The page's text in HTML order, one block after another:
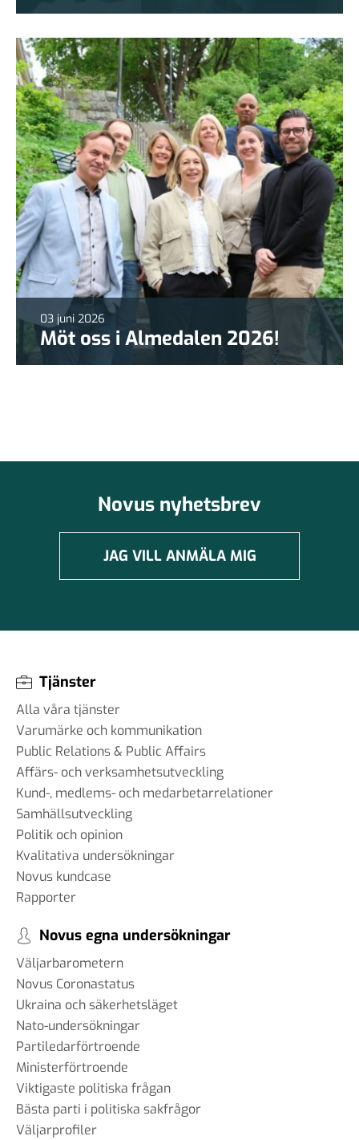
03 juni 2026
Möt oss i Almedalen 2026!
Novus nyhetsbrev
JAG VILL ANMÄLA MIG
Tjänster
Alla våra tjänster
Varumärke och kommunikation
Public Relations & Public Affairs
Affärs- och verksamhetsutveckling
Kund-, medlems- och medarbetarrelationer
Samhällsutveckling
Politik och opinion
Kvalitativa undersökningar
Novus kundcase
Rapporter
Novus egna undersökningar
Väljarbarometern
Novus Coronastatus
Ukraina och säkerhetsläget
Nato-undersökningar
Partiledarförtroende
Ministerförtroende
Viktigaste politiska frågan
Bästa parti i politiska sakfrågor
Väljarprofiler